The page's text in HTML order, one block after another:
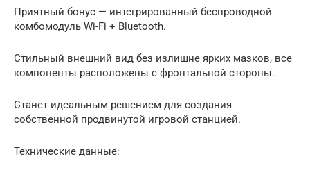
Приятный бонус — интегрированный беспроводной
комбомодуль Wi-Fi + Bluetooth.
Стильный внешний вид без излишне ярких мазков, все
компоненты расположены с фронтальной стороны.
Станет идеальным решением для создания
собственной продвинутой игровой станцией.
Технические данные: